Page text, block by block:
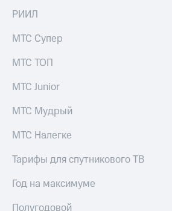
Уведомление
погашении
облигаций
Регистратор
Реквизиты
Контакты
развитие
этика
На главную
РИИЛ
МТС Супер
МТС ТОП
МТС Junior
МТС Мудрый
МТС Налегке
Тарифы для спутникового ТВ
Год на максимуме
Полугодовой